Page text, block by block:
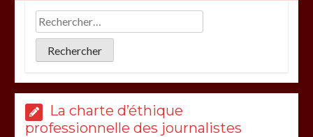
La charte d’éthique
professionnelle des journalistes